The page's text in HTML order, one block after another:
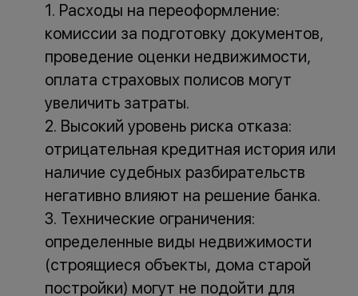
Расходы на переоформление:
комиссии за подготовку документов,
проведение оценки недвижимости,
оплата страховых полисов могут
увеличить затраты.
Высокий уровень риска отказа:
отрицательная кредитная история или
наличие судебных разбирательств
негативно влияют на решение банка.
Технические ограничения:
определенные виды недвижимости
(строящиеся объекты, дома старой
постройки) могут не подойти для